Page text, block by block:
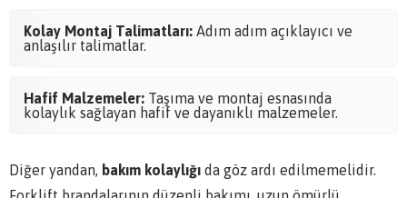
Kolay Montaj Talimatları: Adım adım açıklayıcı ve
anlaşılır talimatlar.
Hafif Malzemeler: Taşıma ve montaj esnasında
kolaylık sağlayan hafif ve dayanıklı malzemeler.
Diğer yandan, bakım kolaylığı da göz ardı edilmemelidir.